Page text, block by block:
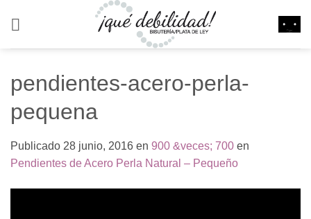
pendientes-acero-perla-
pequena
Publicado 28 junio, 2016 en 900 &veces; 700 en
Pendientes de Acero Perla Natural – Pequeño